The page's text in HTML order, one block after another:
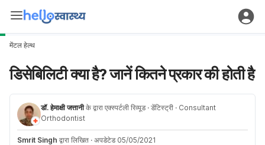
मेंटल हेल्थ
डिसेबिलिटी क्या है? जानें कितने प्रकार की होती है
डॉ. हेमाक्षी जत्तानीके द्वारा एक्स्पर्टली रिव्यूड · डेंटिस्ट्री · Consultant
Orthodontist
Smrit Singh द्वारा लिखित · अपडेटेड 05/05/2021